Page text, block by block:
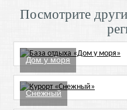
Посмотрите
Дом у моря
Снежный